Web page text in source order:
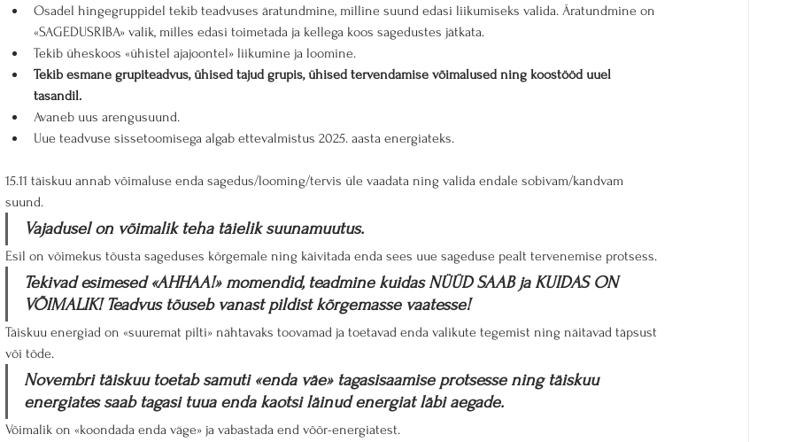
Osadel hingegruppidel tekib teadvuses äratundmine, milline suund edasi liikumiseks valida. Äratundmine on
«SAGEDUSRIBA» valik, milles edasi toimetada ja kellega koos sagedustes jätkata.
Tekib üheskoos «ühistel ajajoontel» liikumine ja loomine.
Tekib esmane grupiteadvus, ühised tajud grupis, ühised tervendamise võimalused ning koostööd uuel
tasandil.
Avaneb uus arengusuund.
Uue teadvuse sissetoomisega algab ettevalmistus 2025. aasta energiateks.
15.11 täiskuu annab võimaluse enda sagedus/looming/tervis üle vaadata ning valida endale sobivam/kandvam
suund.
Vajadusel on võimalik teha täielik suunamuutus.
Esil on võimekus tõusta sageduses kõrgemale ning käivitada enda sees uue sageduse pealt tervenemise protsess.
Tekivad esimesed «AHHAA!» momendid, teadmine kuidas NÜÜD SAAB ja KUIDAS ON
VÕIMALIK! Teadvus tõuseb vanast pildist kõrgemasse vaatesse!
Täiskuu energiad on «suuremat pilti» nähtavaks toovamad ja toetavad enda valikute tegemist ning näitavad täpsust
või tõde.
Novembri täiskuu toetab samuti «enda väe» tagasisaamise protsesse ning täiskuu
energiates saab tagasi tuua enda kaotsi läinud energiat läbi aegade.
Võimalik on «koondada enda väge» ja vabastada end võõr-energiatest.